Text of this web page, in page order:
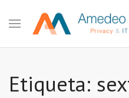
Etiqueta: